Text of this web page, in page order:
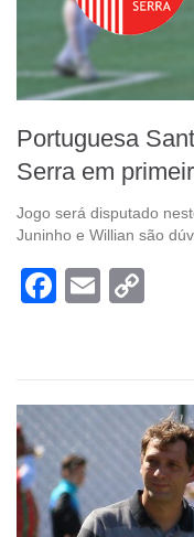
Portuguesa
Serra em
Jogo será disputado
Juninho e Willian são
Facebook
Email